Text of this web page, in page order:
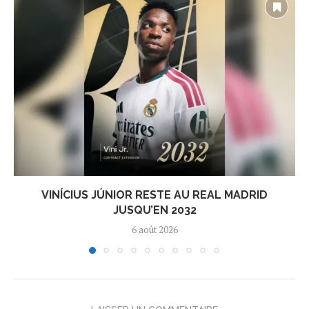
VINÍCIUS JÚNIOR RESTE AU REAL MADRID
JUSQU’EN 2032
6 août 2026